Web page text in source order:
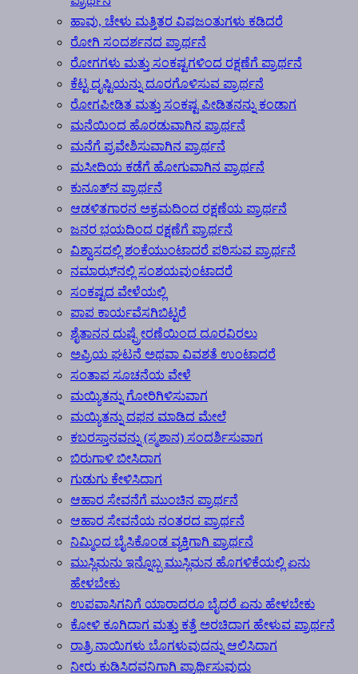
ಹಾವು, ಚೇಳು ಮತ್ತಿತರ ವಿಷಜಂತುಗಳು ಕಡಿದರೆ
ರೋಗಿ ಸಂದರ್ಶನದ ಪ್ರಾರ್ಥನೆ
ರೋಗಗಳು ಮತ್ತು ಸಂಕಷ್ಟಗಳಿಂದ ರಕ್ಷಣೆಗೆ ಪ್ರಾರ್ಥನೆ
ಕೆಟ್ಟ ದೃಷ್ಟಿಯನ್ನು ದೂರಗೊಳಿಸುವ ಪ್ರಾರ್ಥನೆ
ರೋಗಪೀಡಿತ ಮತ್ತು ಸಂಕಷ್ಟ ಪೀಡಿತನನ್ನು ಕಂಡಾಗ
ಮನೆಯಿಂದ ಹೊರಡುವಾಗಿನ ಪ್ರಾರ್ಥನೆ
ಮನೆಗೆ ಪ್ರವೇಶಿಸುವಾಗಿನ ಪ್ರಾರ್ಥನೆ
ಮಸೀದಿಯ ಕಡೆಗೆ ಹೋಗುವಾಗಿನ ಪ್ರಾರ್ಥನೆ
ಕುನೂತ್‍ನ ಪ್ರಾರ್ಥನೆ
ಆಡಳಿತಗಾರನ ಅಕ್ರಮದಿಂದ ರಕ್ಷಣೆಯ ಪ್ರಾರ್ಥನೆ
ಜನರ ಭಯದಿಂದ ರಕ್ಷಣೆಗೆ ಪ್ರಾರ್ಥನೆ
ವಿಶ್ವಾಸದಲ್ಲಿ ಶಂಕೆಯುಂಟಾದರೆ ಪಠಿಸುವ ಪ್ರಾರ್ಥನೆ
ನಮಾಝ್‍ನಲ್ಲಿ ಸಂಶಯವುಂಟಾದರೆ
ಸಂಕಷ್ಟದ ವೇಳೆಯಲ್ಲಿ
ಪಾಪ ಕಾರ್ಯವೆಸಗಿಬಿಟ್ಟರೆ
ಶೈತಾನನ ದುಷ್ಪ್ರೇರಣೆಯಿಂದ ದೂರವಿರಲು
ಅಪ್ರಿಯ ಘಟನೆ ಅಥವಾ ವಿವಶತೆ ಉಂಟಾದರೆ
ಸಂತಾಪ ಸೂಚನೆಯ ವೇಳೆ
ಮಯ್ಯಿತನ್ನು ಗೋರಿಗಿಳಿಸುವಾಗ
ಮಯ್ಯಿತನ್ನು ದಫನ ಮಾಡಿದ ಮೇಲೆ
ಕಬರಸ್ತಾನವನ್ನು (ಸ್ಮಶಾನ) ಸಂದರ್ಶಿಸುವಾಗ
ಬಿರುಗಾಳಿ ಬೀಸಿದಾಗ
ಗುಡುಗು ಕೇಳಿಸಿದಾಗ
ಆಹಾರ ಸೇವನೆಗೆ ಮುಂಚಿನ ಪ್ರಾರ್ಥನೆ
ಆಹಾರ ಸೇವನೆಯ ನಂತರದ ಪ್ರಾರ್ಥನೆ
ನಿಮ್ಮಿಂದ ಬೈಸಿಕೊಂಡ ವ್ಯಕ್ತಿಗಾಗಿ ಪ್ರಾರ್ಥನೆ
ಮುಸ್ಲಿಮನು ಇನ್ನೊಬ್ಬ ಮುಸ್ಲಿಮನ ಹೊಗಳಿಕೆಯಲ್ಲಿ ಏನು
ಹೇಳಬೇಕು
ಉಪವಾಸಿಗನಿಗೆ ಯಾರಾದರೂ ಬೈದರೆ ಏನು ಹೇಳಬೇಕು
ಕೋಳಿ ಕೂಗಿದಾಗ ಮತ್ತು ಕತ್ತೆ ಅರಚಿದಾಗ ಹೇಳುವ ಪ್ರಾರ್ಥನೆ
ರಾತ್ರಿ ನಾಯಿಗಳು ಬೊಗಳುವುದನ್ನು ಆಲಿಸಿದಾಗ
ನೀರು ಕುಡಿಸಿದವನಿಗಾಗಿ ಪ್ರಾರ್ಥಿಸುವುದು